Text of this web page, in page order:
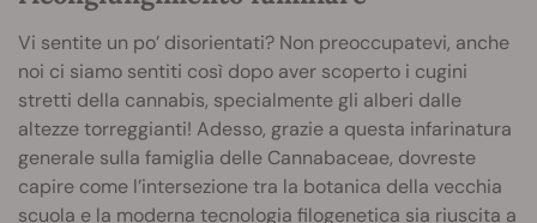
Vi sentite un po’ disorientati? Non preoccupatevi, anche
noi ci siamo sentiti così dopo aver scoperto i cugini
stretti della cannabis, specialmente gli alberi dalle
altezze torreggianti! Adesso, grazie a questa infarinatura
generale sulla famiglia delle Cannabaceae, dovreste
capire come l’intersezione tra la botanica della vecchia
scuola e la moderna tecnologia filogenetica sia riuscita a